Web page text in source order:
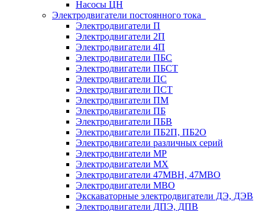
Насосы ЦН
Электродвигатели постоянного тока
Электродвигатели П
Электродвигатели 2П
Электродвигатели 4П
Электродвигатели ПБС
Электродвигатели ПБСТ
Электродвигатели ПС
Электродвигатели ПСТ
Электродвигатели ПМ
Электродвигатели ПБ
Электродвигатели ПБВ
Электродвигатели ПБ2П, ПБ2О
Электродвигатели различных серий
Электродвигатели МР
Электродвигатели MX
Электродвигатели 47MBH, 47МВО
Электродвигатели MBO
Экскаваторные электродвигатели ДЭ, ДЭВ
Электродвигатели ДПЭ, ДПВ